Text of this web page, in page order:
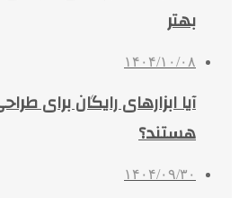
بهتر
۱۴۰۴/۱۰/۰۸
آیا ابزارهای رایگان برای
هستند؟
۱۴۰۴/۰۹/۳۰